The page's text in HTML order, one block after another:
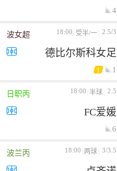
4
波女超 18:00 受半/一 2.5/3
德比尔斯科女足
1 1
日职丙 18:00 半球 2.5
FC爱媛
6
波兰丙 18:00 两球 3/3.5